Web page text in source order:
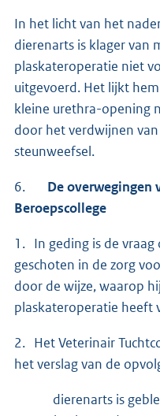
In het licht van het
dierenarts is klager van
plaskateroperatie niet
uitgevoerd. Het lijkt
kleine urethra-opening
door het verdwijnen
6. De overwegingen
Beroepscollege
1. In geding is de
geschoten in de zorg
door de wijze, waarop
plaskateroperatie heeft
2. Het Veterinair
het verslag van de
dierenarts is